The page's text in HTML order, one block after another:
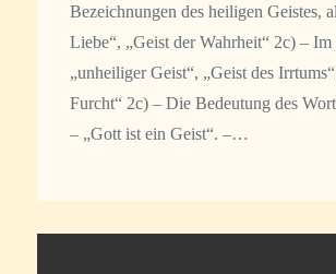
Bezeichnungen des heiligen Geistes,
Liebe“, „Geist der Wahrheit“ 2c) – Im
„unheiliger Geist“, „Geist des
Furcht“ 2c) – Die Bedeutung des
– „Gott ist ein Geist“. –…